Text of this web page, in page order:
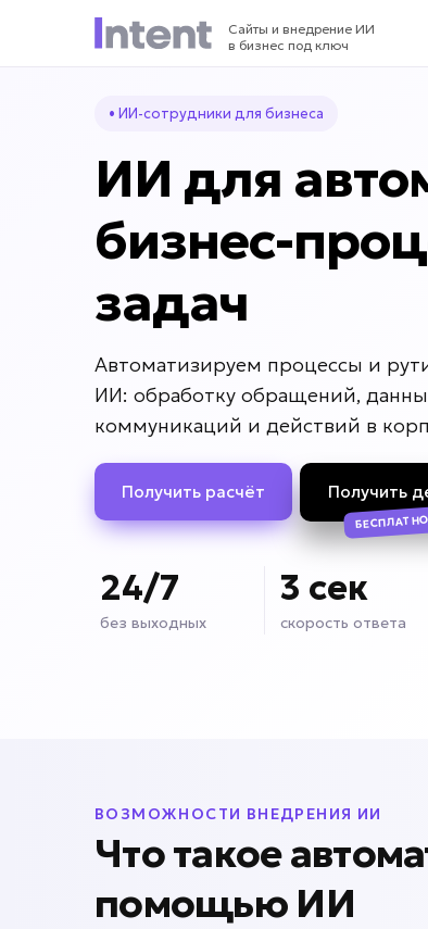
Сайты и внедрение ИИ
в бизнес под ключ
• ИИ-сотрудники для бизнеса
ИИ для
бизнес-
задач
Автоматизируем процессы и
ИИ: обработку обращений,
коммуникаций и действий в
Получить расчёт Получить
БЕСПЛАТНО
24/7
без выходных
3 сек
скорость ответа
ВОЗМОЖНОСТИ ВНЕДРЕНИЯ ИИ
Что такое
помощью ИИ